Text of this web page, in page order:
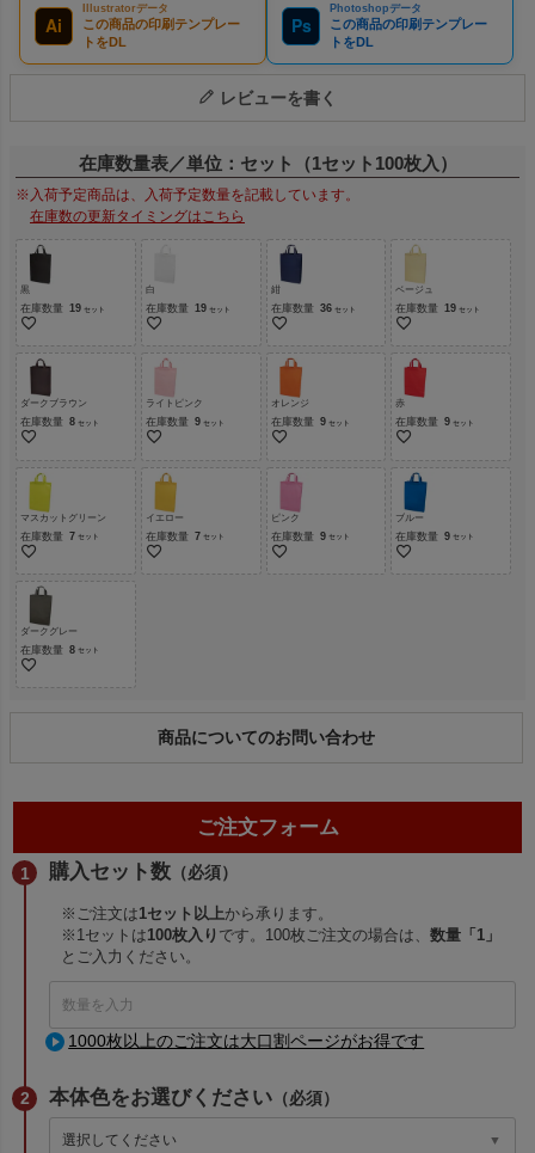
Ai
Illustratorデータ
この商品の印刷テンプレー
トをDL
Ps
Photoshopデータ
この商品の印刷テンプレー
トをDL
レビューを書く
在庫数量表／単位：セット（1セット100枚入）
※入荷予定商品は、入荷予定数量を記載しています。
在庫数の更新タイミングはこちら
黒
在庫数量 19
白
在庫数量 19
紺
在庫数量 36
ベージュ
在庫数量 19
ダークブラウン
在庫数量 8
ライトピンク
在庫数量 9
オレンジ
在庫数量 9
赤
在庫数量 9
マスカットグリーン
在庫数量 7
イエロー
在庫数量 7
ピンク
在庫数量 9
ブルー
在庫数量 9
ダークグレー
在庫数量 8
商品についてのお問い合わせ
ご注文フォーム
購入セット数 （必須）
※ご注文は1セット以上から承ります。
※1セットは100枚入り です。100枚ご注文の場合は、数量「1」
とご入力ください。
1000枚以上のご注文は大口割ページがお得です
本体色をお選びください （必須）